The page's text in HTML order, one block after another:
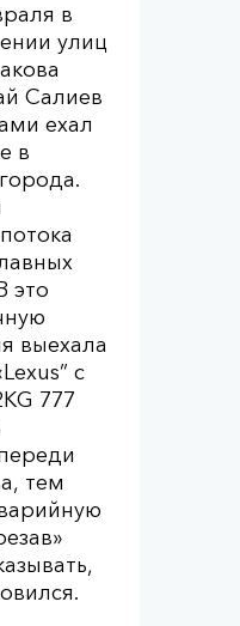
в
улиц
Салиев
ехал
в
это
выехала
с
777
тем